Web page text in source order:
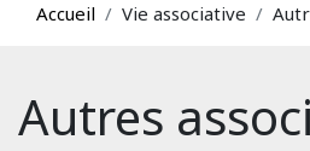
Accueil Vie associative
Autres